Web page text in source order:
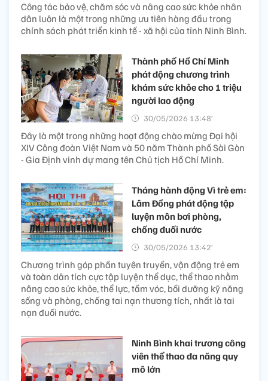
Công tác bảo vệ, chăm sóc và nâng cao sức khỏe nhân
dân luôn là một trong những ưu tiên hàng đầu trong
chính sách phát triển kinh tế - xã hội của tỉnh Ninh Bình.
Thành phố Hồ Chí Minh
phát động chương trình
khám sức khỏe cho 1 triệu
người lao động
30/05/2026 13:48’
Đây là một trong những hoạt động chào mừng Đại hội
XIV Công đoàn Việt Nam và 50 năm Thành phố Sài Gòn
- Gia Định vinh dự mang tên Chủ tịch Hồ Chí Minh.
Tháng hành động Vì trẻ em:
Lâm Đồng phát động tập
luyện môn bơi phòng,
chống đuối nước
30/05/2026 13:42’
Chương trình góp phần tuyên truyền, vận động trẻ em
và toàn dân tích cực tập luyện thể dục, thể thao nhằm
nâng cao sức khỏe, thể lực, tầm vóc, bồi dưỡng kỹ năng
sống và phòng, chống tai nạn thương tích, nhất là tai
nạn đuối nước.
Ninh Bình khai trương công
viên thể thao đa năng quy
mô lớn